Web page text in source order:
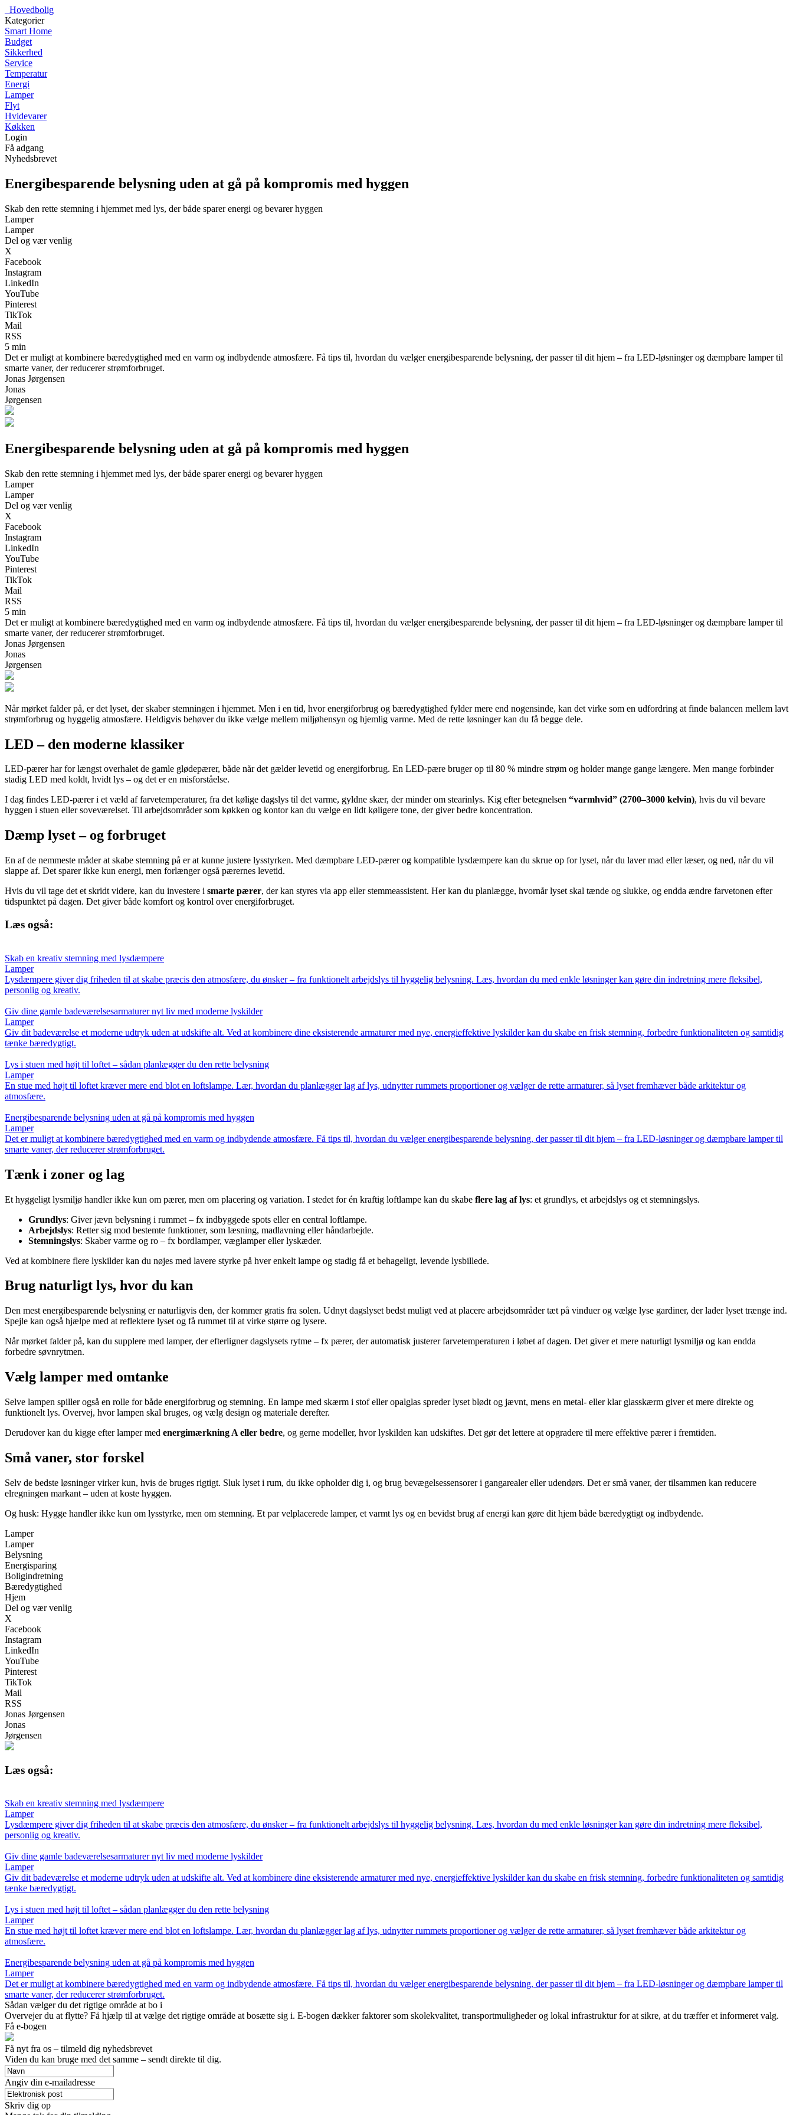
Hovedbolig
Kategorier
Smart Home
Budget
Sikkerhed
Service
Temperatur
Energi
Lamper
Flyt
Hvidevarer
Køkken
Login
Få adgang
Nyhedsbrevet
Energibesparende belysning uden at gå på kompromis med hyggen
Skab den rette stemning i hjemmet med lys, der både sparer energi og bevarer hyggen
Lamper
Lamper
Del og vær venlig
X
Facebook
Instagram
LinkedIn
YouTube
Pinterest
TikTok
Mail
RSS
5 min
Det er muligt at kombinere bæredygtighed med en varm og indbydende atmosfære. Få tips til, hvordan du vælger energibesparende belysning, der passer til dit hjem – fra LED-løsninger og dæmpbare lamper til
smarte vaner, der reducerer strømforbruget.
Jonas Jørgensen
Jonas
Jørgensen
Energibesparende belysning uden at gå på kompromis med hyggen
Skab den rette stemning i hjemmet med lys, der både sparer energi og bevarer hyggen
Lamper
Lamper
Del og vær venlig
X
Facebook
Instagram
LinkedIn
YouTube
Pinterest
TikTok
Mail
RSS
5 min
Det er muligt at kombinere bæredygtighed med en varm og indbydende atmosfære. Få tips til, hvordan du vælger energibesparende belysning, der passer til dit hjem – fra LED-løsninger og dæmpbare lamper til
smarte vaner, der reducerer strømforbruget.
Jonas Jørgensen
Jonas
Jørgensen
Når mørket falder på, er det lyset, der skaber stemningen i hjemmet. Men i en tid, hvor energiforbrug og bæredygtighed fylder mere end nogensinde, kan det virke som en udfordring at finde balancen mellem lavt
strømforbrug og hyggelig atmosfære. Heldigvis behøver du ikke vælge mellem miljøhensyn og hjemlig varme. Med de rette løsninger kan du få begge dele.
LED – den moderne klassiker
LED-pærer har for længst overhalet de gamle glødepærer, både når det gælder levetid og energiforbrug. En LED-pære bruger op til 80 % mindre strøm og holder mange gange længere. Men mange forbinder
stadig LED med koldt, hvidt lys – og det er en misforståelse.
I dag findes LED-pærer i et væld af farvetemperaturer, fra det kølige dagslys til det varme, gyldne skær, der minder om stearinlys. Kig efter betegnelsen “varmhvid” (2700–3000 kelvin), hvis du vil bevare
hyggen i stuen eller soveværelset. Til arbejdsområder som køkken og kontor kan du vælge en lidt køligere tone, der giver bedre koncentration.
Dæmp lyset – og forbruget
En af de nemmeste måder at skabe stemning på er at kunne justere lysstyrken. Med dæmpbare LED-pærer og kompatible lysdæmpere kan du skrue op for lyset, når du laver mad eller læser, og ned, når du vil
slappe af. Det sparer ikke kun energi, men forlænger også pærernes levetid.
Hvis du vil tage det et skridt videre, kan du investere i smarte pærer, der kan styres via app eller stemmeassistent. Her kan du planlægge, hvornår lyset skal tænde og slukke, og endda ændre farvetonen efter
tidspunktet på dagen. Det giver både komfort og kontrol over energiforbruget.
Læs også:
Skab en kreativ stemning med lysdæmpere
Lamper
Lysdæmpere giver dig friheden til at skabe præcis den atmosfære, du ønsker – fra funktionelt arbejdslys til hyggelig belysning. Læs, hvordan du med enkle løsninger kan gøre din indretning mere fleksibel,
personlig og kreativ.
Giv dine gamle badeværelsesarmaturer nyt liv med moderne lyskilder
Lamper
Giv dit badeværelse et moderne udtryk uden at udskifte alt. Ved at kombinere dine eksisterende armaturer med nye, energieffektive lyskilder kan du skabe en frisk stemning, forbedre funktionaliteten og samtidig
tænke bæredygtigt.
Lys i stuen med højt til loftet – sådan planlægger du den rette belysning
Lamper
En stue med højt til loftet kræver mere end blot en loftslampe. Lær, hvordan du planlægger lag af lys, udnytter rummets proportioner og vælger de rette armaturer, så lyset fremhæver både arkitektur og
atmosfære.
Energibesparende belysning uden at gå på kompromis med hyggen
Lamper
Det er muligt at kombinere bæredygtighed med en varm og indbydende atmosfære. Få tips til, hvordan du vælger energibesparende belysning, der passer til dit hjem – fra LED-løsninger og dæmpbare lamper til
smarte vaner, der reducerer strømforbruget.
Tænk i zoner og lag
Et hyggeligt lysmiljø handler ikke kun om pærer, men om placering og variation. I stedet for én kraftig loftlampe kan du skabe flere lag af lys: et grundlys, et arbejdslys og et stemningslys.
Grundlys: Giver jævn belysning i rummet – fx indbyggede spots eller en central loftlampe.
Arbejdslys: Retter sig mod bestemte funktioner, som læsning, madlavning eller håndarbejde.
Stemningslys: Skaber varme og ro – fx bordlamper, væglamper eller lyskæder.
Ved at kombinere flere lyskilder kan du nøjes med lavere styrke på hver enkelt lampe og stadig få et behageligt, levende lysbillede.
Brug naturligt lys, hvor du kan
Den mest energibesparende belysning er naturligvis den, der kommer gratis fra solen. Udnyt dagslyset bedst muligt ved at placere arbejdsområder tæt på vinduer og vælge lyse gardiner, der lader lyset trænge ind.
Spejle kan også hjælpe med at reflektere lyset og få rummet til at virke større og lysere.
Når mørket falder på, kan du supplere med lamper, der efterligner dagslysets rytme – fx pærer, der automatisk justerer farvetemperaturen i løbet af dagen. Det giver et mere naturligt lysmiljø og kan endda
forbedre søvnrytmen.
Vælg lamper med omtanke
Selve lampen spiller også en rolle for både energiforbrug og stemning. En lampe med skærm i stof eller opalglas spreder lyset blødt og jævnt, mens en metal- eller klar glasskærm giver et mere direkte og
funktionelt lys. Overvej, hvor lampen skal bruges, og vælg design og materiale derefter.
Derudover kan du kigge efter lamper med energimærkning A eller bedre, og gerne modeller, hvor lyskilden kan udskiftes. Det gør det lettere at opgradere til mere effektive pærer i fremtiden.
Små vaner, stor forskel
Selv de bedste løsninger virker kun, hvis de bruges rigtigt. Sluk lyset i rum, du ikke opholder dig i, og brug bevægelsessensorer i gangarealer eller udendørs. Det er små vaner, der tilsammen kan reducere
elregningen markant – uden at koste hyggen.
Og husk: Hygge handler ikke kun om lysstyrke, men om stemning. Et par velplacerede lamper, et varmt lys og en bevidst brug af energi kan gøre dit hjem både bæredygtigt og indbydende.
Lamper
Lamper
Belysning
Energisparing
Boligindretning
Bæredygtighed
Hjem
Del og vær venlig
X
Facebook
Instagram
LinkedIn
YouTube
Pinterest
TikTok
Mail
RSS
Jonas Jørgensen
Jonas
Jørgensen
Læs også:
Skab en kreativ stemning med lysdæmpere
Lamper
Lysdæmpere giver dig friheden til at skabe præcis den atmosfære, du ønsker – fra funktionelt arbejdslys til hyggelig belysning. Læs, hvordan du med enkle løsninger kan gøre din indretning mere fleksibel,
personlig og kreativ.
Giv dine gamle badeværelsesarmaturer nyt liv med moderne lyskilder
Lamper
Giv dit badeværelse et moderne udtryk uden at udskifte alt. Ved at kombinere dine eksisterende armaturer med nye, energieffektive lyskilder kan du skabe en frisk stemning, forbedre funktionaliteten og samtidig
tænke bæredygtigt.
Lys i stuen med højt til loftet – sådan planlægger du den rette belysning
Lamper
En stue med højt til loftet kræver mere end blot en loftslampe. Lær, hvordan du planlægger lag af lys, udnytter rummets proportioner og vælger de rette armaturer, så lyset fremhæver både arkitektur og
atmosfære.
Energibesparende belysning uden at gå på kompromis med hyggen
Lamper
Det er muligt at kombinere bæredygtighed med en varm og indbydende atmosfære. Få tips til, hvordan du vælger energibesparende belysning, der passer til dit hjem – fra LED-løsninger og dæmpbare lamper til
smarte vaner, der reducerer strømforbruget.
Sådan vælger du det rigtige område at bo i
Overvejer du at flytte? Få hjælp til at vælge det rigtige område at bosætte sig i. E-bogen dækker faktorer som skolekvalitet, transportmuligheder og lokal infrastruktur for at sikre, at du træffer et informeret valg.
Få e-bogen
Få nyt fra os – tilmeld dig nyhedsbrevet
Viden du kan bruge med det samme – sendt direkte til dig.
Angiv din e-mailadresse
Skriv dig op